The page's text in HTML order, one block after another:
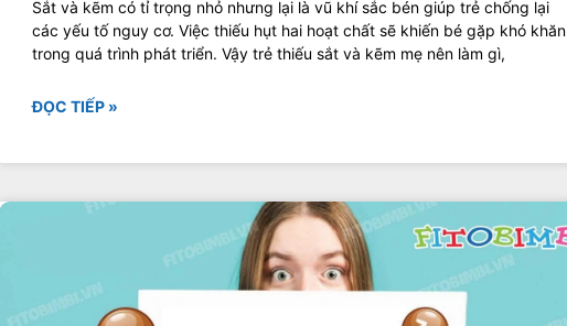
Sắt và kẽm có tỉ trọng nhỏ nhưng lại là vũ khí sắc bén giúp trẻ chống lại
các yếu tố nguy cơ. Việc thiếu hụt hai hoạt chất sẽ khiến bé gặp khó khăn
trong quá trình phát triển. Vậy trẻ thiếu sắt và kẽm mẹ nên làm gì,
ĐỌC TIẾP »